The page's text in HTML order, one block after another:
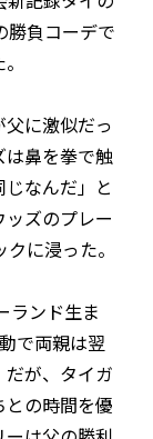
勝負コーデで
に激似だっ
鼻を拳で触
なんだ」と
ズのプレー
に浸った。
ランド生ま
で両親は翌
が、タイガ
の時間を優